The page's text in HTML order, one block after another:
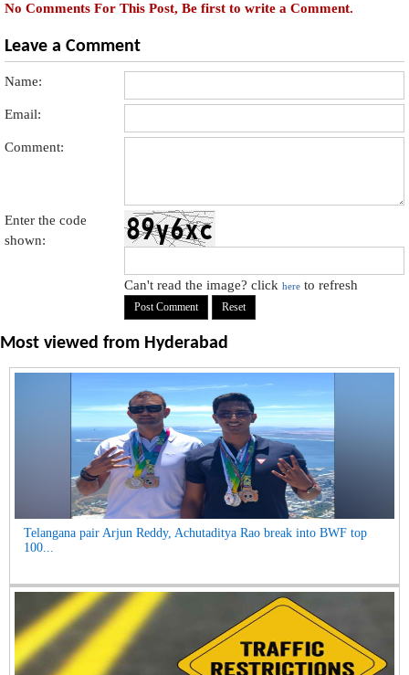
No Comments For This Post, Be first to write a Comment.
Leave a Comment
Name:
Email:
Comment:
Enter the code
shown:
Can't read the image? clickhere to refresh
Most viewed from Hyderabad
Telangana pair Arjun Reddy, Achutaditya Rao break into BWF top
100...